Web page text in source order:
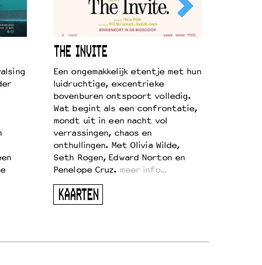
THE INVITE
Een ongemakkelijk etentje met hun
luidruchtige, excentrieke
bovenburen ontspoort volledig.
Wat begint als een confrontatie,
mondt uit in een nacht vol
verrassingen, chaos en
onthullingen. Met Olivia Wilde,
Seth Rogen, Edward Norton en
Penelope Cruz. meer info…
KAARTEN